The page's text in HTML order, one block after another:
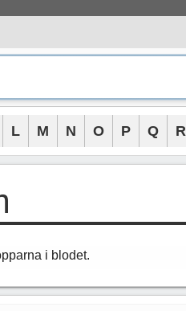
L M N O P Q R
i blodet.